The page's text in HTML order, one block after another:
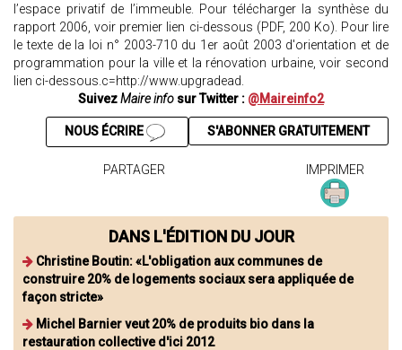
l’espace privatif de l’immeuble. Pour télécharger la synthèse du
rapport 2006, voir premier lien ci-dessous (PDF, 200 Ko). Pour lire
le texte de la loi n° 2003-710 du 1er août 2003 d'orientation et de
programmation pour la ville et la rénovation urbaine, voir second
lien ci-dessous.c=http://www.upgradead.
SuivezMaire info sur Twitter : @Maireinfo2
S'ABONNER GRATUITEMENT
NOUS ÉCRIRE
PARTAGER IMPRIMER
DANS L'ÉDITION DU JOUR
Christine Boutin: «L'obligation aux communes de
construire 20% de logements sociaux sera appliquée de
façon stricte»
Michel Barnier veut 20% de produits bio dans la
restauration collective d'ici 2012